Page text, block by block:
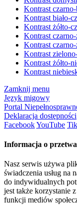
Kontrast czarno-
Kontrast biało-
Kontrast żółto-
Kontrast czarno-
Kontrast
Kontrast
Kontrast żółto-
Kontrast
Zamknij menu
Język migowy
Portal
Deklaracja dostępności
FacebookYouTube
Informacja o
Nasz serwis używa
świadczenia usług na
do indywidualnych
jest także korzystanie
funkcji mediów